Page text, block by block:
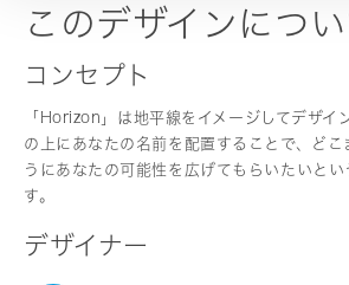
このデザインにつ
コンセプト
「Horizon」は地平線をイメージしてデザイ
の上にあなたの名前を配置することで、どこ
うにあなたの可能性を広げてもらいたいとい
す。
デザイナー